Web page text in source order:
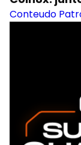
Conteudo